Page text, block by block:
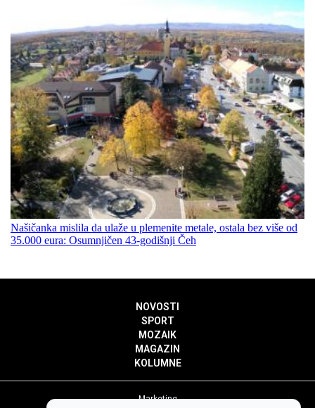
Našičanka mislila da ulaže u plemenite metale, ostala bez više od
35.000 eura: Osumnjičen 43-godišnji Čeh
NOVOSTI
SPORT
MOZAIK
MAGAZIN
KOLUMNE
Marketing